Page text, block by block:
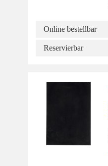
Online bestellbar
Reservierbar